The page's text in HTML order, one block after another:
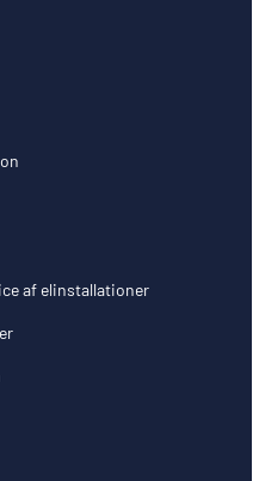
af elinstallationer